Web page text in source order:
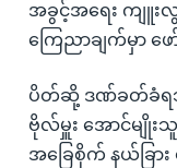
အခွင့်အရေး ကျူး
ကြေညာချက်မှာ ဖေ
ပိတ်ဆို့ ဒဏ်ခတ်ခံရသူ
ဗိုလ်မှူး အောင်မျိုး
အခြေစိုက် နယ်ခြာ